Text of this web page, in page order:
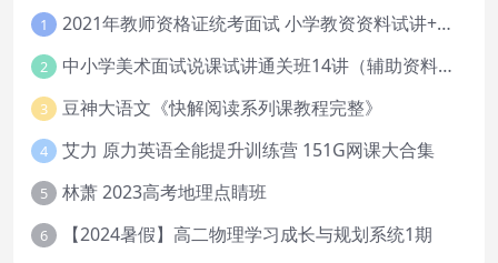
1 2021年教师资格证统考面试 小学教资资料试讲+答辩
2 中小学美术面试说课试讲通关班14讲（辅助资料第一套）
3 豆神大语文《快解阅读系列课教程完整》
4 艾力 原力英语全能提升训练营 151G网课大合集
5 林萧 2023高考地理点睛班
6 【2024暑假】高二物理学习成长与规划系统1期